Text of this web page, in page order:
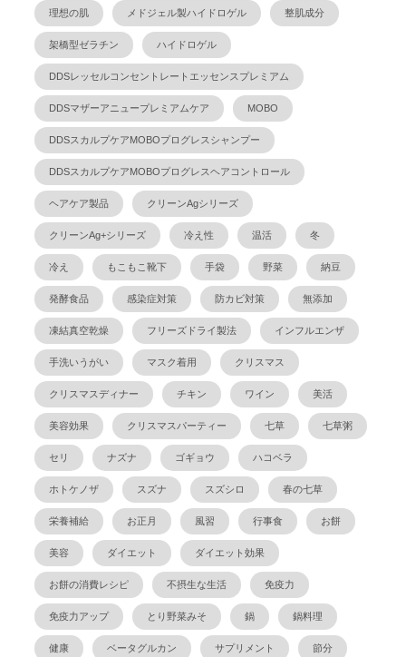
理想の肌 メドジェル製ハイドロゲル 整肌成分
架橋型ゼラチン ハイドロゲル
DDSレッセルコンセントレートエッセンスプレミアム
DDSマザーアニュープレミアムケア MOBO
DDSスカルプケアMOBOプログレスシャンプー
DDSスカルプケアMOBOプログレスヘアコントロール
ヘアケア製品 クリーンAgシリーズ
クリーンAg+シリーズ 冷え性 温活 冬
冷え もこもこ靴下 手袋 野菜 納豆
発酵食品 感染症対策 防カビ対策 無添加
凍結真空乾燥 フリーズドライ製法 インフルエンザ
手洗いうがい マスク着用 クリスマス
クリスマスディナー チキン ワイン 美活
美容効果 クリスマスパーティー 七草 七草粥
セリ ナズナ ゴギョウ ハコベラ
ホトケノザ スズナ スズシロ 春の七草
栄養補給 お正月 風習 行事食 お餅
美容 ダイエット ダイエット効果
お餅の消費レシピ 不摂生な生活 免疫力
免疫力アップ とり野菜みそ 鍋 鍋料理
健康 ベータグルカン サプリメント 節分